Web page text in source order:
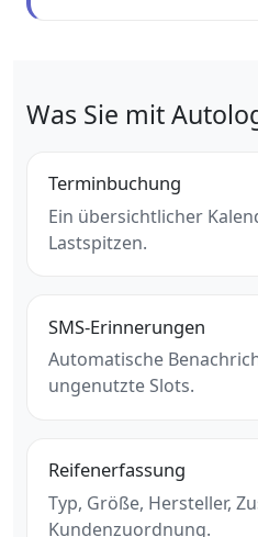
Was Sie mit
Terminbuchung
Ein übersichtlicher
Lastspitzen.
SMS-Erinnerungen
Automatische
ungenutzte Slots.
Reifenerfassung
Typ, Größe, Hersteller,
Kundenzuordnung.